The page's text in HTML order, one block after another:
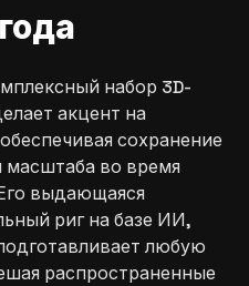
набор 3D-
акцент на
сохранение
масштаба во время
выдающаяся
риг на базе ИИ,
любую
распространенные